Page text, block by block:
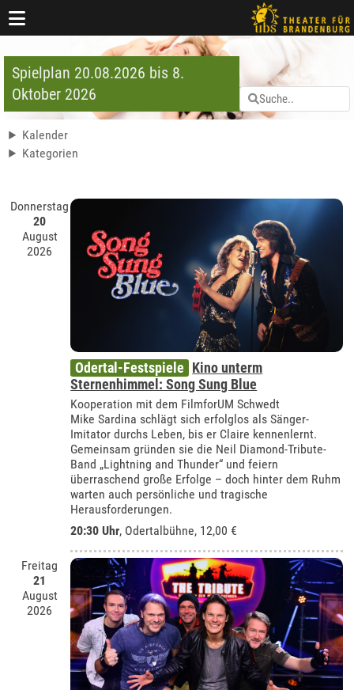
Spielplan 20.08.2026 bis 8.
Oktober 2026
Kalender
Kategorien
Donnerstag
20
August
2026
Odertal-Festspiele Kino unterm
Sternenhimmel: Song Sung Blue
Kooperation mit dem FilmforUM Schwedt
Mike Sardina schlägt sich erfolglos als Sänger-
Imitator durchs Leben, bis er Claire kennenlernt.
Gemeinsam gründen sie die Neil Diamond-Tribute-
Band „Lightning and Thunder“ und feiern
überraschend große Erfolge – doch hinter dem Ruhm
warten auch persönliche und tragische
Herausforderungen.
20:30 Uhr, Odertalbühne, 12,00 €
Freitag
21
August
2026